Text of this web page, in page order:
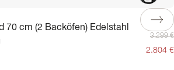
70 cm (2 Backöfen) Edelstahl
3.299 €
2.804 €